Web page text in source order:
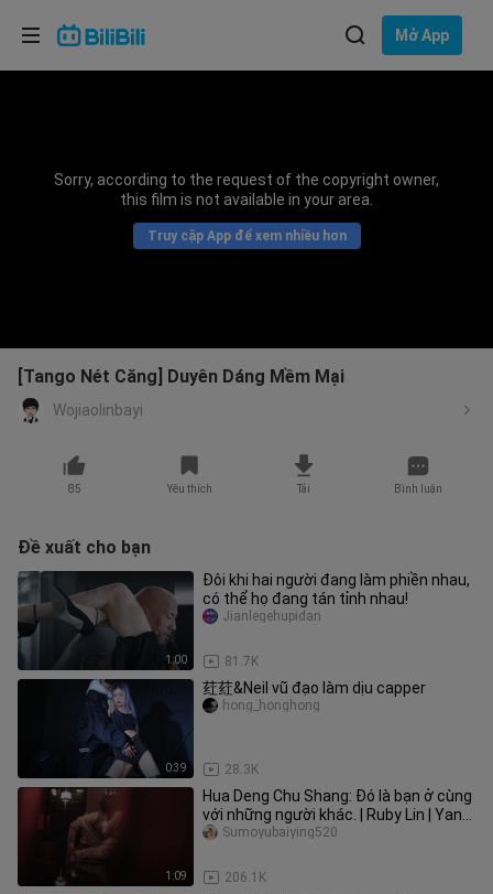
Mở App
Sorry, according to the request of the copyright owner,
this film is not available in your area.
Truy cập App để xem nhiều hơn
[Tango Nét Căng] Duyên Dáng Mềm Mại
Wojiaolinbayi
85 Yêu thích Tải Bình luận
Đề xuất cho bạn
1:00
Đôi khi hai người đang làm phiền nhau,
có thể họ đang tán tỉnh nhau!
81.7K
Jianlegehupidan
0:39
荭荭&Neil vũ đạo làm dịu capper
28.3K
hong_honghong
1:09
Hua Deng Chu Shang: Đó là bạn ở cùng
với những người khác. | Ruby Lin | Yang
Jinhua
206.1K
Sumoyubaiying520
Lựa chọn ngôn ngữ
Bahasa Indonesia